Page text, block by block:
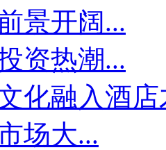
景开阔...
资热潮...
化融入酒店
场大...